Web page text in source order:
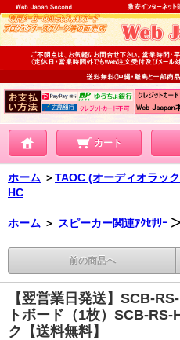
カート
ホーム ＞TAOC (オーディオラッ
HC
ホーム ＞ スピーカー関連ｱｸｾｻﾘｰ
前の商品へ
【翌営業日発送】SCB-
トボード（1枚）SCB-
ク【送料無料】